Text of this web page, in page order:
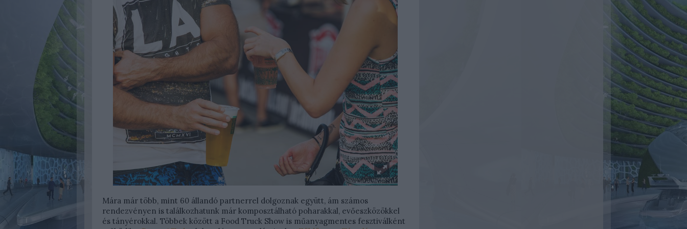
Mára már több, mint 60 állandó partnerrel dolgoznak együtt, ám számos
rendezvényen is találkozhatunk már komposztálható poharakkal, evőeszközökkel
és tányérokkal. Többek között a Food Truck Show is műanyagmentes fesztiválként